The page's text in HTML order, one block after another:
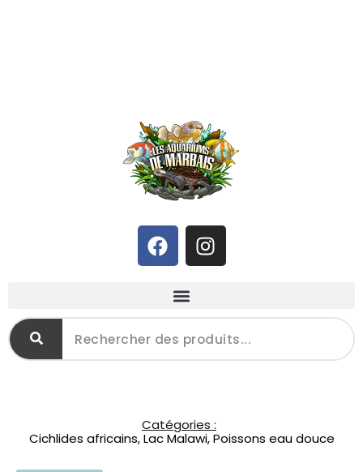
Catégories :
Cichlides africains,Lac Malawi,Poissons eau douce